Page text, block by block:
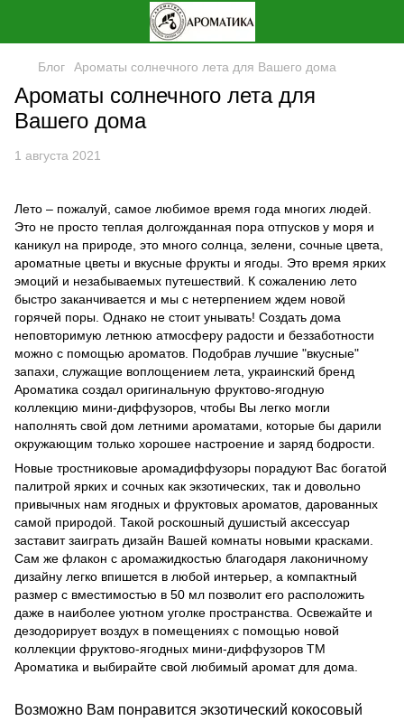
Блог Ароматы солнечного лета для Вашего дома
Ароматы солнечного лета для
Вашего дома
1 августа 2021
Лето – пожалуй, самое любимое время года многих людей.
Это не просто теплая долгожданная пора отпусков у моря и
каникул на природе, это много солнца, зелени, сочные цвета,
ароматные цветы и вкусные фрукты и ягоды. Это время ярких
эмоций и незабываемых путешествий. К сожалению лето
быстро заканчивается и мы с нетерпением ждем новой
горячей поры. Однако не стоит унывать! Создать дома
неповторимую летнюю атмосферу радости и беззаботности
можно с помощью ароматов. Подобрав лучшие "вкусные"
запахи, служащие воплощением лета, украинский бренд
Ароматика создал оригинальную фруктово-ягодную
коллекцию мини-диффузоров, чтобы Вы легко могли
наполнять свой дом летними ароматами, которые бы дарили
окружающим только хорошее настроение и заряд бодрости.
Новые тростниковые аромадиффузоры порадуют Вас богатой
палитрой ярких и сочных как экзотических, так и довольно
привычных нам ягодных и фруктовых ароматов, дарованных
самой природой. Такой роскошный душистый аксессуар
заставит заиграть дизайн Вашей комнаты новыми красками.
Сам же флакон с аромажидкостью благодаря лаконичному
дизайну легко впишется в любой интерьер, а компактный
размер с вместимостью в 50 мл позволит его расположить
даже в наиболее уютном уголке пространства. Освежайте и
дезодорирует воздух в помещениях с помощью новой
коллекции фруктово-ягодных мини-диффузоров ТМ
Ароматика и выбирайте свой любимый аромат для дома.
Возможно Вам понравится экзотический кокосовый